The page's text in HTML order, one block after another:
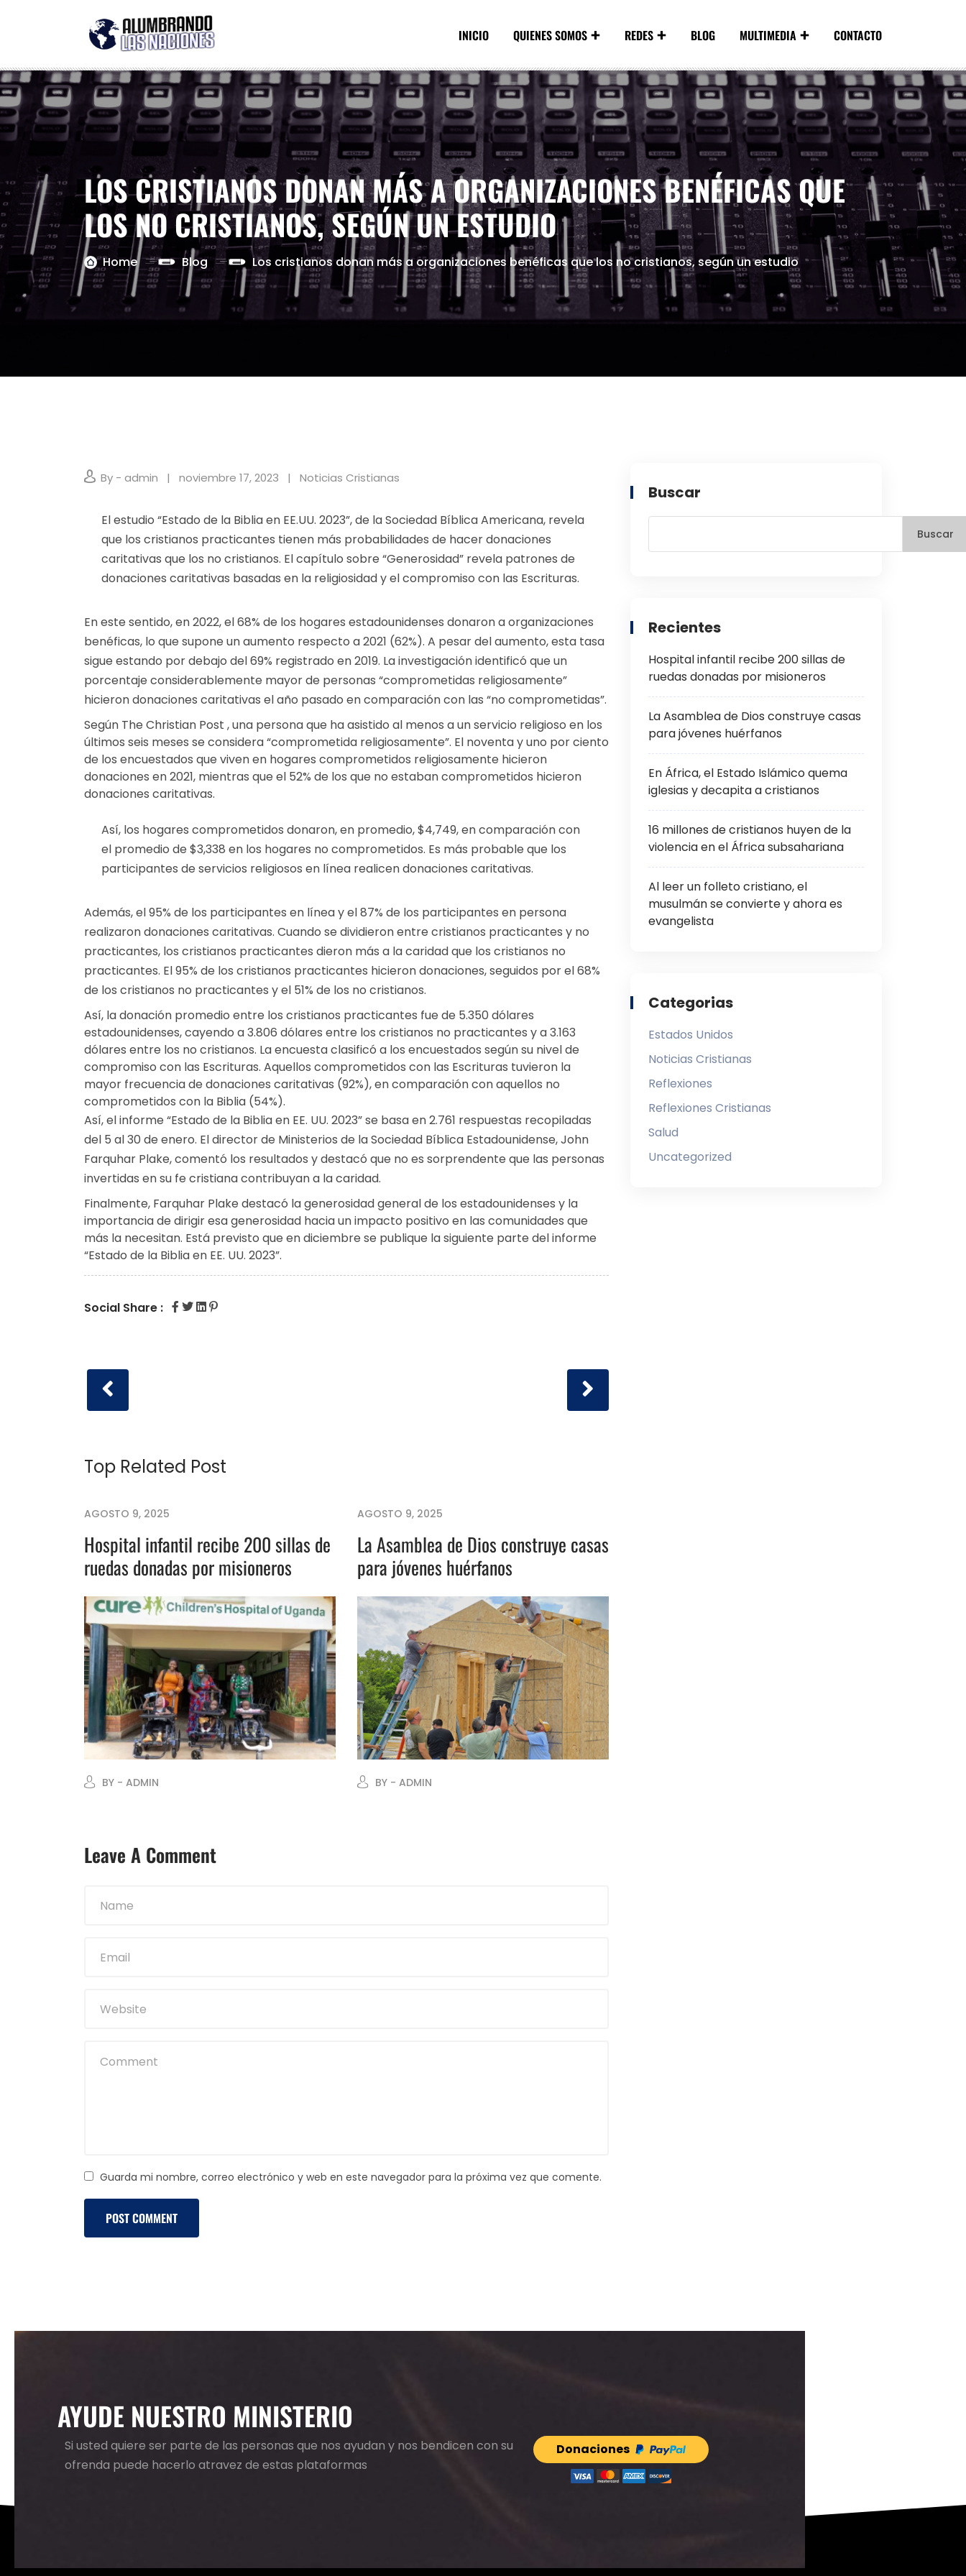
INICIO QUIENES SOMOS REDES BLOG MULTIMEDIA CONTACTO
LOS CRISTIANOS DONAN MÁS A ORGANIZACIONES BENÉFICAS QUE
LOS NO CRISTIANOS, SEGÚN UN ESTUDIO
Home Blog Los cristianos donan más a organizaciones benéficas que los no cristianos, según un estudio
By - admin noviembre 17, 2023 Noticias Cristianas
El estudio “Estado de la Bibliaen EE.UU. 2023”, de la Sociedad Bíblica Americana, revela
que los cristianos practicantes tienen más probabilidades de hacer donaciones
caritativas que los no cristianos. El capítulo sobre “Generosidad” revela patrones de
donaciones caritativas basadas en la religiosidad y el compromiso con las Escrituras.
En este sentido, en 2022, el 68% de los hogares estadounidenses donaron a organizaciones
benéficas, lo que supone un aumento respecto a 2021 (62%). A pesar del aumento, esta tasa
sigue estando por debajo del 69% registrado en 2019. La investigación identificó que un
porcentaje considerablemente mayor de personas “comprometidas religiosamente”
hicieron donaciones caritativas el año pasado en comparación con las “no comprometidas”.
Según The Christian Post , una persona que ha asistido al menos a un servicio religioso en los
últimos seis meses se considera “comprometida religiosamente”. El noventa y uno por ciento
de los encuestados que viven en hogares comprometidos religiosamente hicieron
donaciones en 2021, mientras que el 52% de los que no estaban comprometidos hicieron
donaciones caritativas.
Así, los hogares comprometidos donaron, en promedio, $4,749, en comparación con
el promedio de $3,338 en los hogares no comprometidos. Es más probable que los
participantes de servicios religiosos en línea realicen donaciones caritativas.
Además, el 95% de los participantes en línea y el 87% de los participantes en persona
realizaron donaciones caritativas. Cuando se dividieron entre cristianos practicantes y no
practicantes, los cristianos practicantes dieron más a la caridad que los cristianos no
practicantes. El 95% de los cristianos practicantes hicieron donaciones, seguidos por el 68%
de los cristianos no practicantes y el 51% de los no cristianos.
Así, la donación promedio entre los cristianos practicantes fue de 5.350 dólares
estadounidenses, cayendo a 3.806 dólares entre los cristianos no practicantes y a 3.163
dólares entre los no cristianos. La encuesta clasificó a los encuestados según su nivel de
compromiso con las Escrituras. Aquellos comprometidos con las Escrituras tuvieron la
mayor frecuencia de donaciones caritativas (92%), en comparación con aquellos no
comprometidos con la Biblia (54%).
Así, el informe “Estado de la Biblia en EE. UU. 2023” se basa en 2.761 respuestas recopiladas
del 5 al 30 de enero. El director de Ministerios de la Sociedad Bíblica Estadounidense, John
Farquhar Plake, comentó los resultados y destacó que no es sorprendente que las personas
invertidas en su fe cristiana contribuyan a la caridad.
Finalmente, Farquhar Plake destacó la generosidad general de los estadounidenses y la
importancia de dirigir esa generosidad hacia un impacto positivo en las comunidades que
más la necesitan. Está previsto que en diciembre se publique la siguiente parte del informe
“Estado de la Biblia en EE. UU. 2023”.
Social Share :
Top Related Post
AGOSTO 9, 2025
Hospital infantil recibe 200 sillas de
ruedas donadas por misioneros
BY - ADMIN
AGOSTO 9, 2025
La Asamblea de Dios construye casas
para jóvenes huérfanos
BY - ADMIN
Leave A Comment
Guarda mi nombre, correo electrónico y web en este navegador para la próxima vez que comente.
Buscar
Buscar
Recientes
Hospital infantil recibe 200 sillas de
ruedas donadas por misioneros
La Asamblea de Dios construye casas
para jóvenes huérfanos
En África, el Estado Islámico quema
iglesias y decapita a cristianos
16 millones de cristianos huyen de la
violencia en el África subsahariana
Al leer un folleto cristiano, el
musulmán se convierte y ahora es
evangelista
Categorias
Estados Unidos
Noticias Cristianas
Reflexiones
Reflexiones Cristianas
Salud
Uncategorized
AYUDE NUESTRO MINISTERIO
Si usted quiere ser parte de las personas que nos ayudan y nos bendicen con su
ofrenda puede hacerlo atravez de estas plataformas
Donaciones